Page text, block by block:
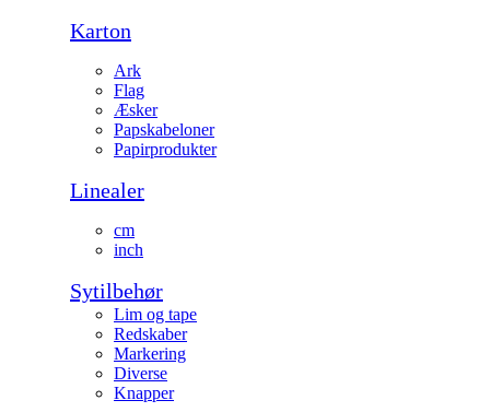
Karton
Ark
Flag
Æsker
Papskabeloner
Papirprodukter
Linealer
cm
inch
Sytilbehør
Lim og tape
Redskaber
Markering
Diverse
Knapper